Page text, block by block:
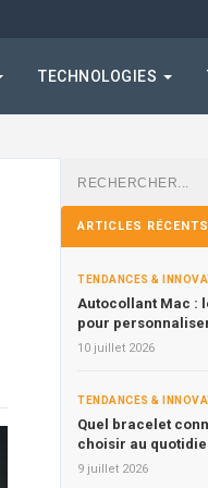
TECHNOLOGIES
Rechercher
ARTICLES RÉCENTS
TENDANCES &
Autocollant Mac :
pour
10 juillet 2026
TENDANCES &
Quel bracelet
choisir au
9 juillet 2026